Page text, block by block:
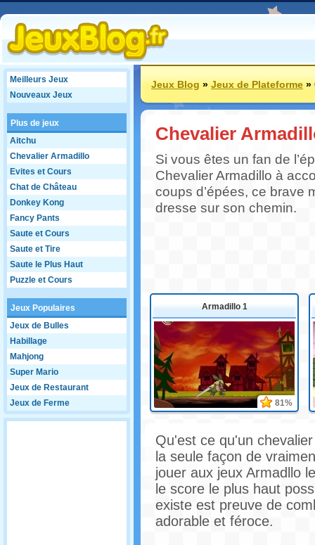
Meilleurs Jeux
Nouveaux Jeux
Plus de jeux
Aitchu
Chevalier Armadillo
Evites et Cours
Chat de Château
Donkey Kong
Fancy Pants
Saute et Cours
Saute et Tire
Saute le Plus Haut
Puzzle et Cours
Jeux Populaires
Jeux de Bulles
Habillage
Mahjong
Super Mario
Jeux de Restaurant
Jeux de Ferme
Jeux Blog»Jeux de Plateforme»
Chevalier
Si vous êtes un fan de
Chevalier Armadillo à
coups d’épées, ce brave
dresse sur son chemin.
Armadillo 1
81%
Qu'est ce qu'un
la seule façon de
jouer aux jeux Armadllo
le score le plus haut
existe est preuve de
adorable et féroce.